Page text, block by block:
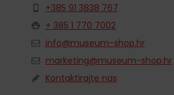
+385 91 3838 767
+ 385 1 770 7002
info@museum-shop.hr
marketing@museum-shop.hr
Kontaktirajte nas